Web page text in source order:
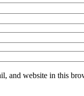
and website in this